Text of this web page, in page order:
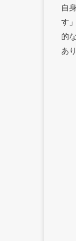
自
す
的
あ